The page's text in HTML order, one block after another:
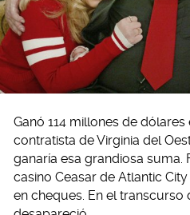
Ganó 114 millones de dólares
contratista de Virginia del
ganaría esa grandiosa suma.
casino Ceasar de Atlantic
en cheques. En el transcurso